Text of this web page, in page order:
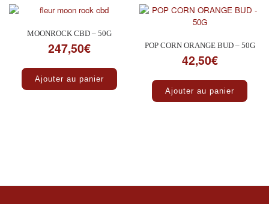
MOONROCK CBD – 50G
247,50€
Ajouter au panier
POP CORN ORANGE BUD – 50G
42,50€
Ajouter au panier